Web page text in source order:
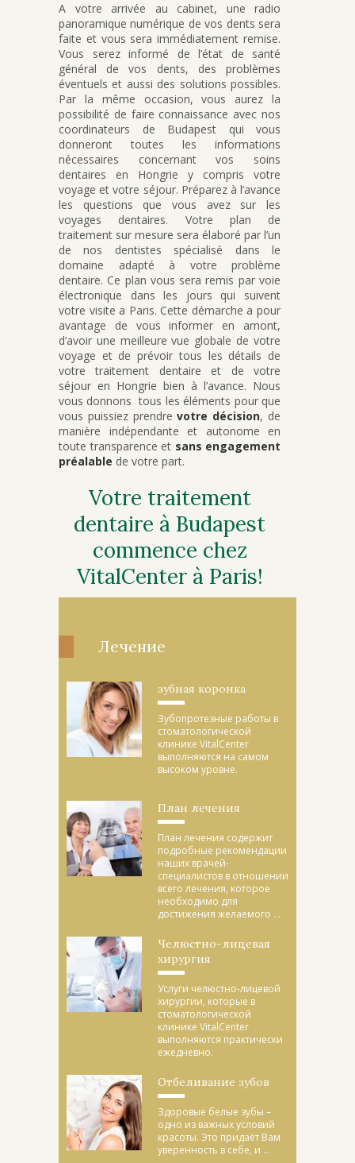
A votre arrivée au cabinet, une radio
panoramique numérique de vos dents sera
faite et vous sera immédiatement remise.
Vous serez informé de l’état de santé
général de vos dents, des problèmes
éventuels et aussi des solutions possibles.
Par la même occasion, vous aurez la
possibilité de faire connaissance avec nos
coordinateurs de Budapest qui vous
donneront toutes les informations
nécessaires concernant vos soins
dentaires en Hongrie y compris votre
voyage et votre séjour. Préparez à l’avance
les questions que vous avez sur les
voyages dentaires. Votre plan de
traitement sur mesure sera élaboré par l’un
de nos dentistes spécialisé dans le
domaine adapté à votre problème
dentaire. Ce plan vous sera remis par voie
électronique dans les jours qui suivent
votre visite a Paris. Cette démarche a pour
avantage de vous informer en amont,
d’avoir une meilleure vue globale de votre
voyage et de prévoir tous les détails de
votre traitement dentaire et de votre
séjour en Hongrie bien à l’avance. Nous
vous donnons tous les éléments pour que
vous puissiez prendrevotre décision, de
manière indépendante et autonome en
toute transparence et sans engagement
préalable de votre part.
Votre traitement
dentaire à Budapest
commence chez
VitalCenter à Paris!
Лечение
зубная коронка
Зубопротезные работы в
стоматологической
клинике VitalCenter
выполняются на самом
высоком уровне.
План лечения
План лечения содержит
подробные рекомендации
наших врачей-
специалистов в отношении
всего лечения, которое
необходимо для
достижения желаемого ...
Челюстно-лицевая
хирургия
Услуги челюстно-лицевой
хирургии, которые в
стоматологической
клинике VitalCenter
выполняются практически
ежедневно.
Отбеливание зубов
Здоровые белые зубы –
одно из важных условий
красоты. Это придаёт Вам
уверенность в себе, и ...